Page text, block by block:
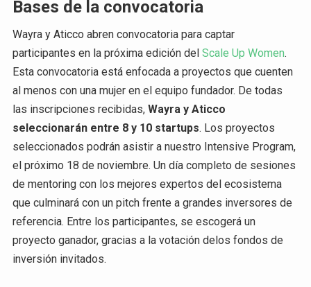
Bases de la convocatoria
Wayra y Aticco abren convocatoria para captar
participantes en la próxima edición del Scale Up Women.
Esta convocatoria está enfocada a proyectos que cuenten
al menos con una mujer en el equipo fundador. De todas
las inscripciones recibidas, Wayra y Aticco
seleccionarán entre 8 y 10 startups. Los proyectos
seleccionados podrán asistir a nuestro Intensive Program,
el próximo 18 de noviembre. Un día completo de sesiones
de mentoring con los mejores expertos del ecosistema
que culminará con un pitch frente a grandes inversores de
referencia. Entre los participantes, se escogerá un
proyecto ganador, gracias a la votación delos fondos de
inversión invitados.